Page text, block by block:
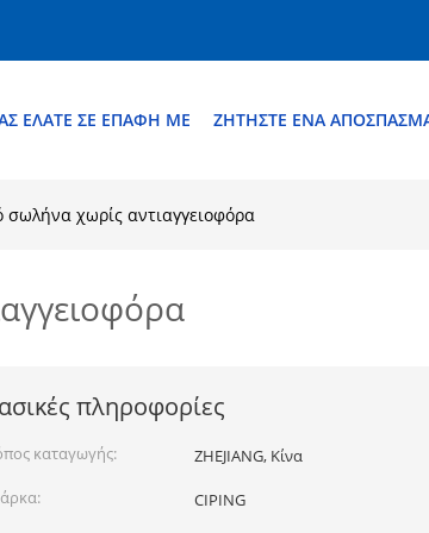
ΕΛΆΤΕ ΣΕ ΕΠΑΦΉ ΜΕ ΖΗΤΉΣΤΕ ΈΝΑ
χωρίς αντιαγγειοφόρα
πληροφορίες
καταγωγής:
ZHEJIANG, Κίνα
CIPING